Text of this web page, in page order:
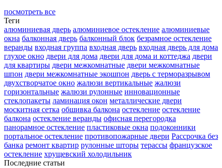
посмотреть все
Теги
алюминиевая дверь алюминиевое остекление алюминиевые
окна балконная дверь балконный блок безрамное остекление
веранды входная группа входная дверь входная дверь для дома
глухое окно двери для дома двери для дома и коттеджа двери
для квартиры двери межкомнатные двери межкомнатные
шпон двери межкомнатные экошпон дверь с терморазрывом
двухстворчатое окно жалюзи вертикальные жалюзи
горизонтальные жалюзи рулонные инновационные
стеклопакеты ламинация окон металлические двери
москитная сетка обшивка балкона остекление остекление
балкона остекление веранды офисная перегородка
панорамное остекление пластиковые окна подоконники
портальное остекление противопожарные двери Рассрочка без
банка ремонт квартир рулонные шторы терассы французское
остекление хрущевский холодильник
Последние статьи